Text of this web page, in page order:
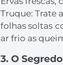
Truque: Trate
folhas soltas
ar frio as
3. O